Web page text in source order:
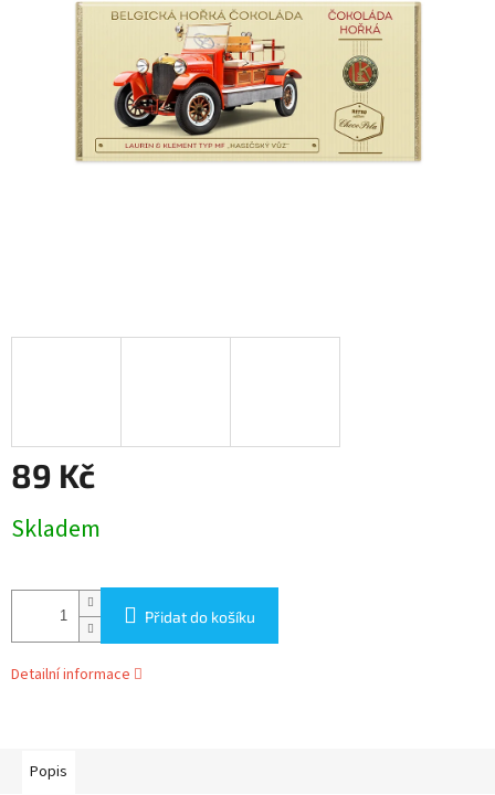
89 Kč
cena:
Skladem
Přidat do košíku
Detailní informace
Popis